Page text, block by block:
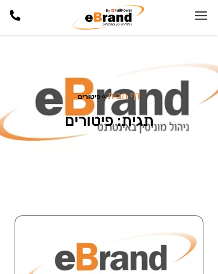
דף הבית»פיטורים
תגית: פיטורים